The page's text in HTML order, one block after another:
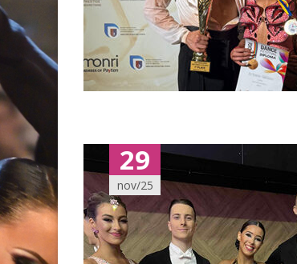
29
nov/25